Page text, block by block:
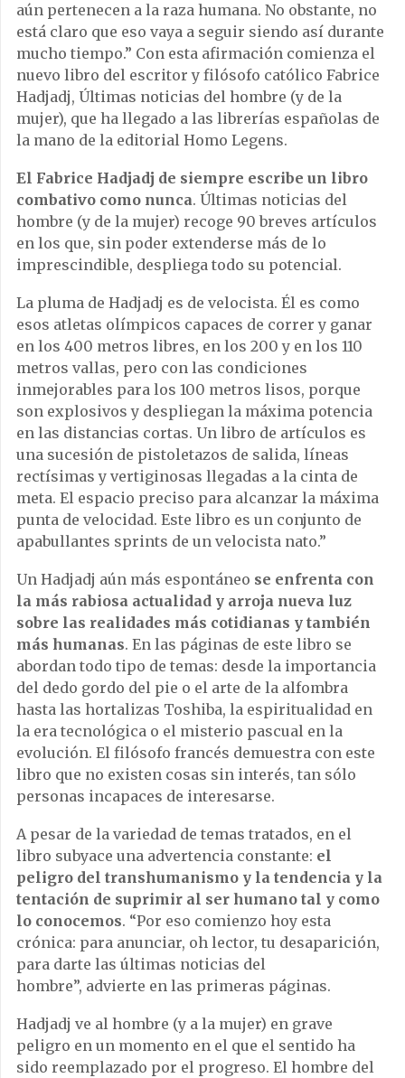
aún pertenecen a la raza humana. No obstante, no
está claro que eso vaya a seguir siendo así durante
mucho tiempo.” Con esta afirmación comienza el
nuevo libro del escritor y filósofo católico Fabrice
Hadjadj, Últimas noticias del hombre (y de la
mujer), que ha llegado a las librerías españolas de
la mano de la editorial Homo Legens.
El Fabrice Hadjadj de siempre escribe un libro
combativo como nunca. Últimas noticias del
hombre (y de la mujer) recoge 90 breves artículos
en los que, sin poder extenderse más de lo
imprescindible, despliega todo su potencial.
La pluma de Hadjadj es de velocista. Él es como
esos atletas olímpicos capaces de correr y ganar
en los 400 metros libres, en los 200 y en los 110
metros vallas, pero con las condiciones
inmejorables para los 100 metros lisos, porque
son explosivos y despliegan la máxima potencia
en las distancias cortas. Un libro de artículos es
una sucesión de pistoletazos de salida, líneas
rectísimas y vertiginosas llegadas a la cinta de
meta. El espacio preciso para alcanzar la máxima
punta de velocidad. Este libro es un conjunto de
apabullantes sprints de un velocista nato.”
Un Hadjadj aún más espontáneo se enfrenta con
la más rabiosa actualidad y arroja nueva luz
sobre las realidades más cotidianas y también
más humanas. En las páginas de este libro se
abordan todo tipo de temas: desde la importancia
del dedo gordo del pie o el arte de la alfombra
hasta las hortalizas Toshiba, la espiritualidad en
la era tecnológica o el misterio pascual en la
evolución. El filósofo francés demuestra con este
libro que no existen cosas sin interés, tan sólo
personas incapaces de interesarse.
A pesar de la variedad de temas tratados, en el
libro subyace una advertencia constante: el
peligro del transhumanismo y la tendencia y la
tentación de suprimir al ser humano tal y como
lo conocemos. “Por eso comienzo hoy esta
crónica: para anunciar, oh lector, tu desaparición,
para darte las últimas noticias del
hombre”, advierte en las primeras páginas.
Hadjadj ve al hombre (y a la mujer) en grave
peligro en un momento en el que el sentido ha
sido reemplazado por el progreso. El hombre del